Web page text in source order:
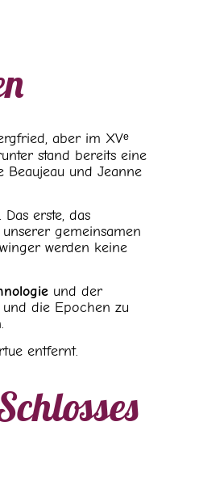
aber im XVᵉ
stand bereits eine
Beaujeau und Jeanne
. Das erste, das
gemeinsamen
werden keine
und der
die Epochen zu
entfernt.